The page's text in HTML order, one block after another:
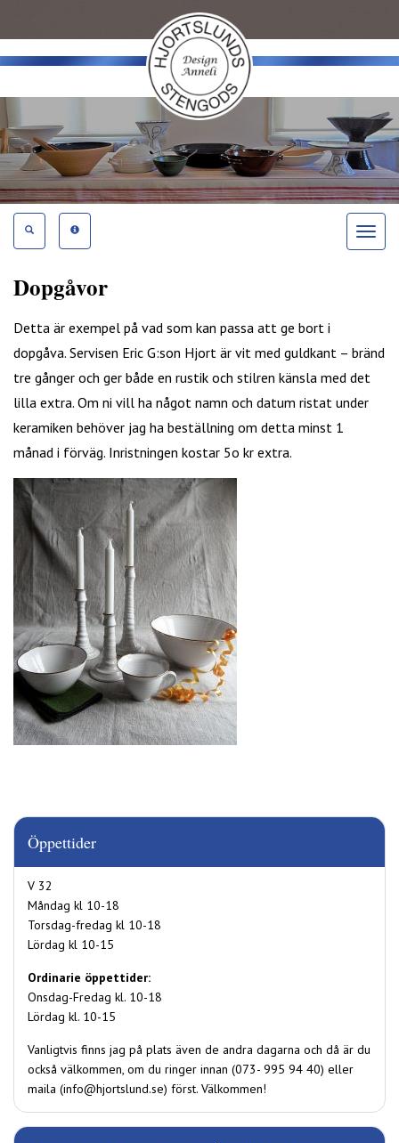
Toggle
Dopgåvor
Detta är exempel på vad som kan passa att ge bort i
dopgåva. Servisen Eric G:son Hjort är vit med guldkant – bränd
tre gånger och ger både en rustik och stilren känsla med det
lilla extra. Om ni vill ha något namn och datum ristat under
keramiken behöver jag ha beställning om detta minst 1
månad i förväg. Inristningen kostar 5o kr extra.
Öppettider
V 32
Måndag kl 10-18
Torsdag-fredag kl 10-18
Lördag kl 10-15
Ordinarie öppettider:
Onsdag-Fredag kl. 10-18
Lördag kl. 10-15
Vanligtvis finns jag på plats även de andra dagarna och då är du
också välkommen, om du ringer innan (073- 995 94 40) eller
maila (info@hjortslund.se) först. Välkommen!